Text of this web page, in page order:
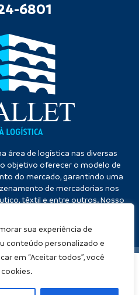
sua experiência de
conteúdo personalizado e
em “Aceitar todos”, você
6801
área de logística nas diversas
objetivo oferecer o modelo de
do mercado, garantindo uma
de mercadorias nos
têxtil e entre outros. Nosso